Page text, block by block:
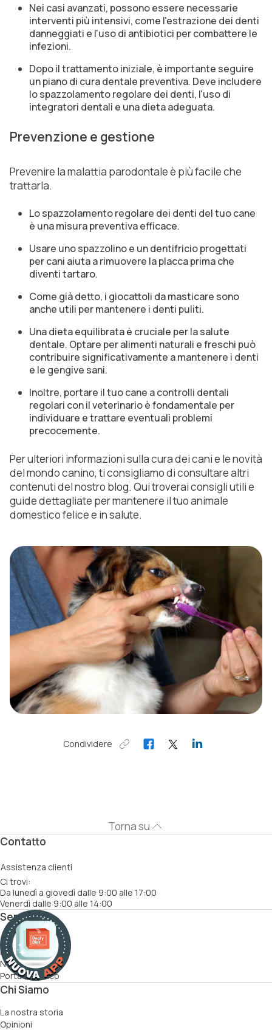
Nei casi avanzati, possono essere necessarie
interventi più intensivi, come l'estrazione dei denti
danneggiati e l'uso di antibiotici per combattere le
infezioni.
Dopo il trattamento iniziale, è importante seguire
un piano di cura dentale preventiva. Deve includere
lo spazzolamento regolare dei denti, l'uso di
integratori dentali e una dieta adeguata.
Prevenzione e gestione
Prevenire la malattia parodontale è più facile che
trattarla.
Lo spazzolamento regolare dei denti del tuo cane
è una misura preventiva efficace.
Usare uno spazzolino e un dentifricio progettati
per cani aiuta a rimuovere la placca prima che
diventi tartaro.
Come già detto, i giocattoli da masticare sono
anche utili per mantenere i denti puliti.
Una dieta equilibrata è cruciale per la salute
dentale. Optare per alimenti naturali e freschi può
contribuire significativamente a mantenere i denti
e le gengive sani.
Inoltre, portare il tuo cane a controlli dentali
regolari con il veterinario è fondamentale per
individuare e trattare eventuali problemi
precocemente.
Per ulteriori informazioni sulla cura dei cani e le novità
del mondo canino, ti consigliamo di consultare altri
contenuti del nostro blog. Qui troverai consigli utili e
guide dettagliate per mantenere il tuo animale
domestico felice e in salute.
Condividere
Torna su
Contatto
Assistenza clienti
Ci trovi:
Da lunedì a giovedì dalle 9:00 alle 17:00
Venerdì dalle 9:00 alle 14:00
Servizi
Come funziona
Ricette
Nutrizionisti
Porta un amico
Chi Siamo
La nostra storia
Opinioni